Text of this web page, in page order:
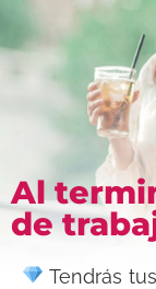
Al
de
Tendrás